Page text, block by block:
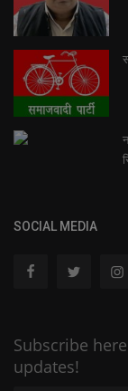
SOCIAL MEDIA
Subscribe
updates!